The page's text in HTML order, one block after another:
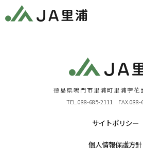
徳島県鳴門市里浦町里浦字花
TEL.088-685-2111 FAX.088-
サイトポリシー
個人情報保護方針